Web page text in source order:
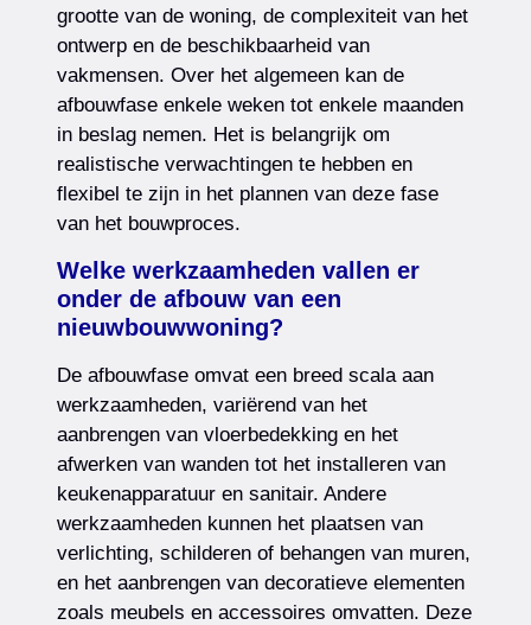
grootte van de woning, de complexiteit van het
ontwerp en de beschikbaarheid van
vakmensen. Over het algemeen kan de
afbouwfase enkele weken tot enkele maanden
in beslag nemen. Het is belangrijk om
realistische verwachtingen te hebben en
flexibel te zijn in het plannen van deze fase
van het bouwproces.
Welke werkzaamheden vallen er
onder de afbouw van een
nieuwbouwwoning?
De afbouwfase omvat een breed scala aan
werkzaamheden, variërend van het
aanbrengen van vloerbedekking en het
afwerken van wanden tot het installeren van
keukenapparatuur en sanitair. Andere
werkzaamheden kunnen het plaatsen van
verlichting, schilderen of behangen van muren,
en het aanbrengen van decoratieve elementen
zoals meubels en accessoires omvatten. Deze